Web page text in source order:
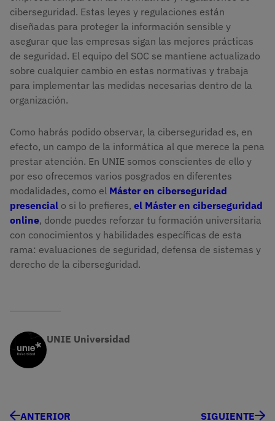
ciberseguridad. Estas leyes y regulaciones están
diseñadas para proteger la información sensible y
asegurar que las empresas sigan las mejores prácticas
de seguridad. El equipo del SOC se mantiene actualizado
sobre cualquier cambio en estas normativas y trabaja
para implementar las medidas necesarias dentro de la
organización.
Como habrás podido observar, la ciberseguridad es, en
efecto, un campo de la informática al que merece la pena
prestar atención. En UNIE somos conscientes de ello y
por eso ofrecemos varios posgrados en diferentes
modalidades, como el Máster en ciberseguridad
presencial o si lo prefieres, el Máster en ciberseguridad
online, donde puedes reforzar tu formación universitaria
con conocimientos y habilidades específicas de esta
rama: evaluaciones de seguridad, defensa de sistemas y
derecho de la ciberseguridad.
UNIE Universidad
ANTERIOR SIGUIENTE